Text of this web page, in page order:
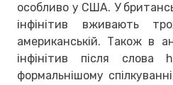
особливо у США. У
інфінітив вживають
американській. Також в
інфінітив після слова
формальнішому